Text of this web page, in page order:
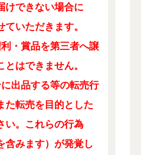
けできない場合に
いただきます。
・賞品を第三者へ譲
はできません。
出品する等の転売行
た転売を目的とした
い。これらの行為
含みます）が発覚し